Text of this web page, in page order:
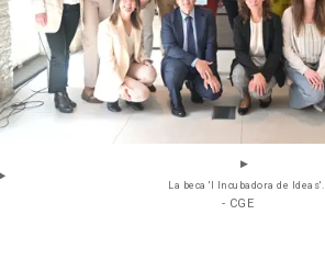
La beca 'I Incubadora de Ideas'.
- CGE